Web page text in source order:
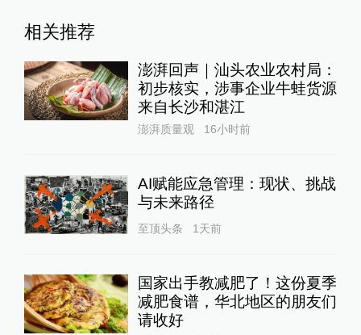
相关推荐
澎湃回声｜汕头农业农村局：
初步核实，涉事企业牛蛙货源
来自长沙和湛江
澎湃质量观 16小时前
AI赋能应急管理：现状、挑战
与未来路径
至顶头条 1天前
国家出手教减肥了！这份夏季
减肥食谱，华北地区的朋友们
请收好